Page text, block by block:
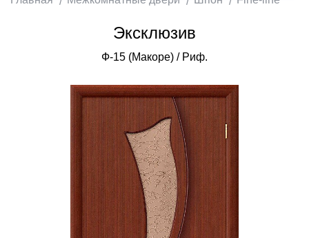
Эксклюзив
Ф-15 (Макоре) / Риф.